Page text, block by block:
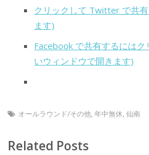
クリックして Twitter で共
ます)
Facebook で共有するには
いウィンドウで開きます)
オールラウンド/その他,年中無休,仙南
Related Posts